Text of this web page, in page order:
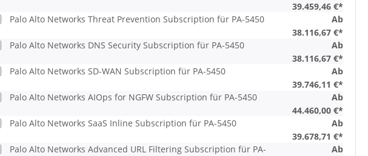
39.459,46 €*
Palo Alto Networks Threat Prevention Subscription für PA-5450
Ab
38.116,67 €*
Palo Alto Networks DNS Security Subscription für PA-5450
Ab
38.116,67 €*
Palo Alto Networks SD-WAN Subscription für PA-5450
Ab
39.746,11 €*
Palo Alto Networks AIOps for NGFW Subscription für PA-5450
Ab
44.460,00 €*
Palo Alto Networks SaaS Inline Subscription für PA-5450
Ab
39.678,71 €*
Palo Alto Networks Advanced URL Filtering Subscription für PA-
Ab